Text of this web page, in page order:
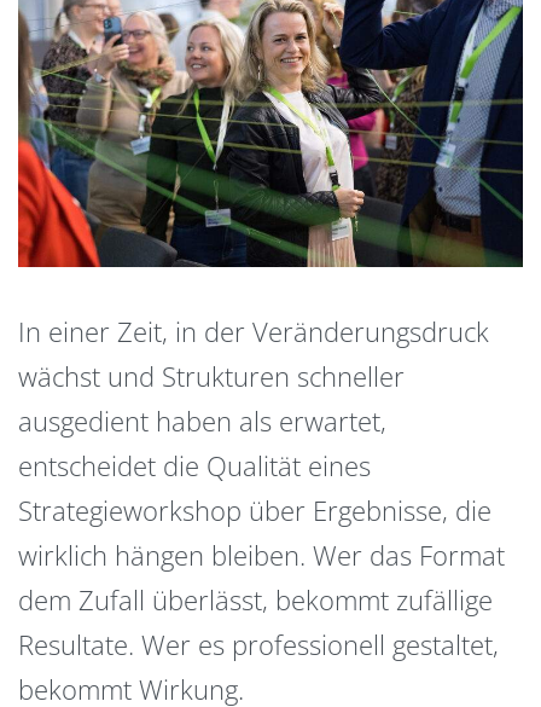
In einer Zeit, in der Veränderungsdruck
wächst und Strukturen schneller
ausgedient haben als erwartet,
entscheidet die Qualität eines
Strategieworkshop über Ergebnisse, die
wirklich hängen bleiben. Wer das Format
dem Zufall überlässt, bekommt zufällige
Resultate. Wer es professionell gestaltet,
bekommt Wirkung.